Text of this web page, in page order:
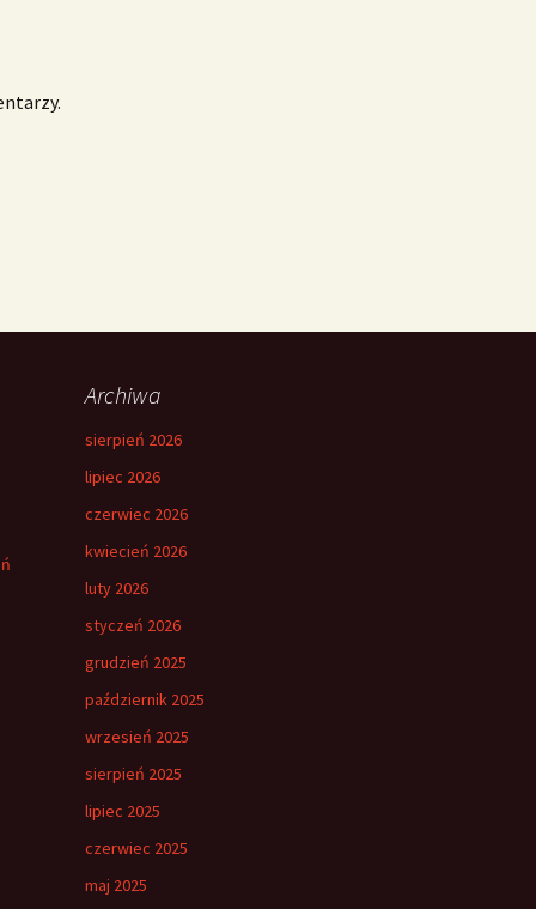
Archiwa
sierpień 2026
lipiec 2026
czerwiec 2026
kwiecień 2026
luty 2026
styczeń 2026
grudzień 2025
październik 2025
wrzesień 2025
sierpień 2025
lipiec 2025
czerwiec 2025
maj 2025